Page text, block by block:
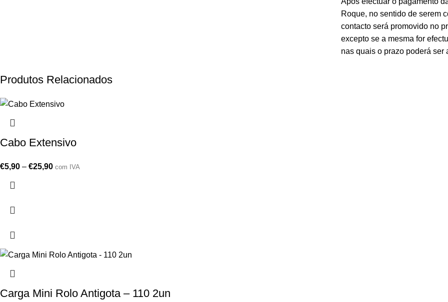
Roque, no sentido de serem
contacto será promovido no
excepto se a mesma for
nas quais o prazo poderá ser
Produtos Relacionados
Cabo Extensivo
€5,90 – €25,90 com IVA
Carga Mini Rolo Antigota – 110 2un